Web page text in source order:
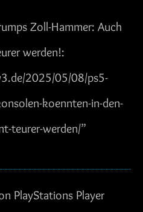
Zoll-Hammer: Auch
werden!:
2025/05/08/ps5-
koennten-in-den-
teurer-werden/”
PlayStations Player